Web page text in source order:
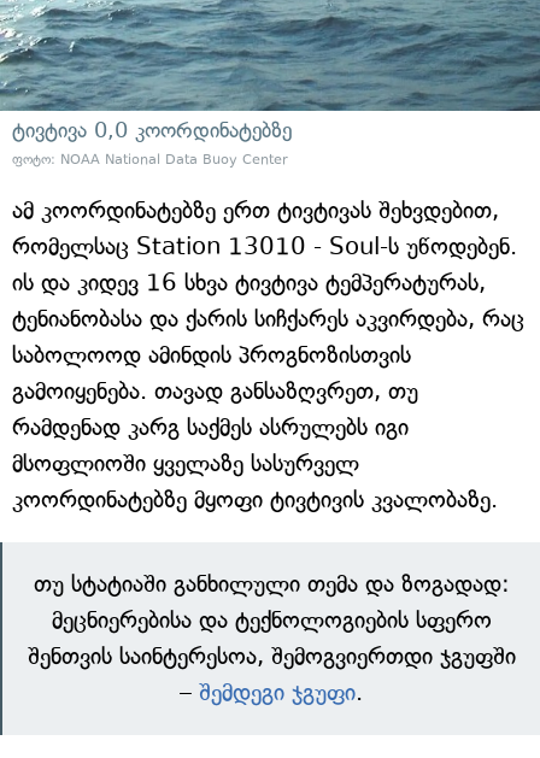
ტივტივა 0,0 კოორდინატებზე
ფოტო: NOAA National Data Buoy Center
ამ კოორდინატებზე ერთ ტივტივას შეხვდებით,
რომელსაც Station 13010 - Soul-ს უწოდებენ.
ის და კიდევ 16 სხვა ტივტივა ტემპერატურას,
ტენიანობასა და ქარის სიჩქარეს აკვირდება, რაც
საბოლოოდ ამინდის პროგნოზისთვის
გამოიყენება. თავად განსაზღვრეთ, თუ
რამდენად კარგ საქმეს ასრულებს იგი
მსოფლიოში ყველაზე სასურველ
კოორდინატებზე მყოფი ტივტივის კვალობაზე.
თუ სტატიაში განხილული თემა და ზოგადად:
მეცნიერებისა და ტექნოლოგიების სფერო
შენთვის საინტერესოა, შემოგვიერთდი ჯგუფში
– შემდეგი ჯგუფი.